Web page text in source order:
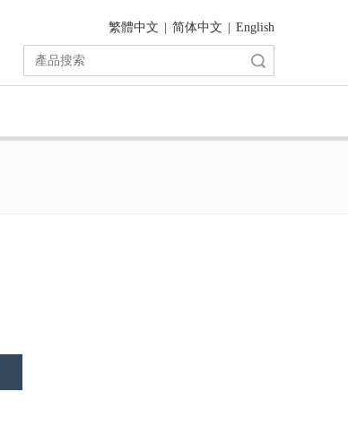
繁體中文 简体中文 English